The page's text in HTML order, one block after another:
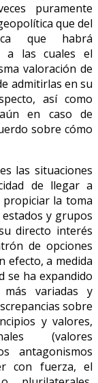
puramente
que del
que habrá
a las cuales el
valoración de
admitirlas en su
así como
en caso de
sobre cómo
las situaciones
de llegar a
la toma
y grupos
directo interés
de opciones
efecto, a medida
se ha expandido
variadas y
sobre
y valores,
(valores
antagonismos
con fuerza, el